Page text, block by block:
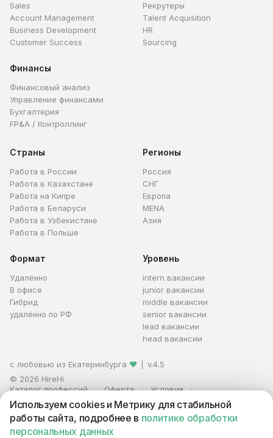
Sales
Account Management
Business Development
Customer Success
Рекрутеры
Talent Acquisition
HR
Sourcing
Финансы
Финансовый анализ
Управление финансами
Бухгалтерия
FP&A / Контроллинг
Страны
Работа в России
Работа в Казахстане
Работа на Кипре
Работа в Беларуси
Работа в Узбекистане
Работа в Польше
Регионы
Россия
СНГ
Европа
MENA
Азия
Формат
Удалённо
В офисе
Гибрид
удалённо по РФ
Уровень
intern вакансии
junior вакансии
middle вакансии
senior вакансии
lead вакансии
head вакансии
с любовью из Екатеринбурга ❤
v.4.5
© 2026 HireHi
Каталог профессий
Оферта
Условия
Персональные данные
Реклама
ИП Захаров Антон Алексеевич · ИНН 663005711880 · ОГРНИП
321665800059102
Используем cookies и Метрику для стабильной
работы сайта, подробнее в политике обработки
персональных данных